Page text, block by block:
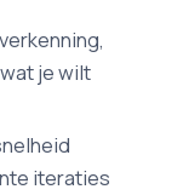
je wilt
iteraties